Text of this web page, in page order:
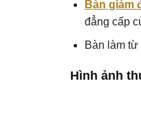
Bàn giám
đẳng cấp
Bàn làm
Hình ảnh